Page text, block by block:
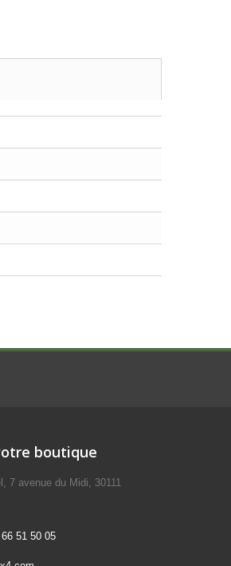
boutique
7 avenue du Midi, 30111
51 50 05